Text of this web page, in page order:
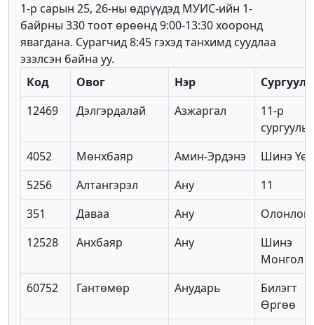
1-р сарын 25, 26-ны өдрүүдэд МУИС-ийн 1-
байрны 330 тоот өрөөнд 9:00-13:30 хооронд
явагдана. Сурагчид 8:45 гэхэд танхимд суудлаа
эзэлсэн байна уу.
Код
Овог Нэр
Сургууль
12469
Дэлгэрдалай Азжаргал
11-р
сургууль
4052
Мөнхбаяр Амин-Эрдэнэ
Шинэ Үе
5256
Алтангэрэл Ану
11
351
Даваа Ану
Олонлог
12528
Анхбаяр Ану
Шинэ
Монгол
60752
Гантөмөр Анударь
Билэгт
Өргөө